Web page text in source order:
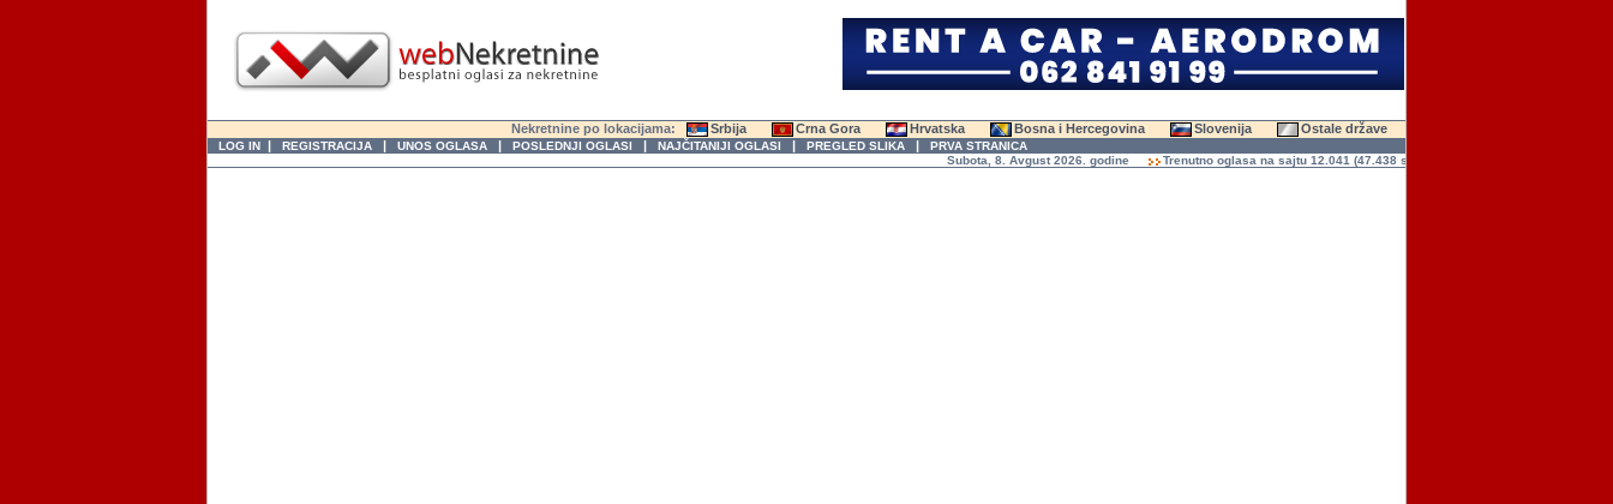
Nekretnine po lokacijama: Srbija Crna Gora Hrvatska Bosna i Hercegovina Slovenija Ostale države
LOG IN | REGISTRACIJA | UNOS OGLASA | POSLEDNJI OGLASI | NAJČITANIJI OGLASI | PREGLED SLIKA | PRVA STRANICA
Subota, 8. Avgust 2026. godine
Trenutno oglasa na sajtu 12.041 (47.438 slika)